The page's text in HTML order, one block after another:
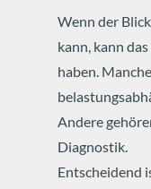
Wenn der
kann, kann
haben.
Andere
Diagnostik.
Entscheidend